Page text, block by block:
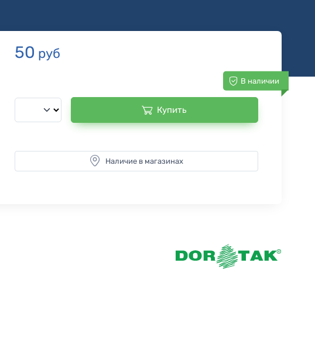
50 руб
В наличии
Купить
Наличие в магазинах